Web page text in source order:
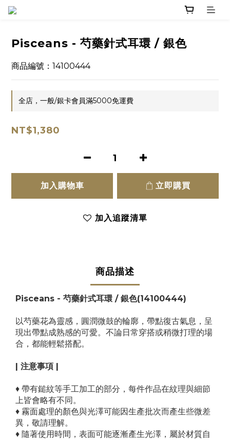
Pisceans - 芍藥針式耳環 / 銀色
商品編號：14100444
全店，一般/銀卡會員滿5000免運費
NT$1,380
加入購物車 立即購買
加入追蹤清單
商品描述
Pisceans - 芍藥針式耳環 / 銀色(14100444)
以芍藥花為靈感，圓潤微鼓的輪廓，帶點復古氣息，呈
現出帶點成熟感的可愛。不論日常穿搭或稍微打理的場
合，都能輕鬆搭配。
| 注意事項 |
♦ 帶有鎚紋等手工加工的部分，每件作品在紋理與細節
上皆會略有不同。
♦ 霧面處理的顏色與光澤可能因生產批次而產生些微差
異，敬請理解。
♦ 隨著使用時間，表面可能逐漸產生光澤，屬於材質自